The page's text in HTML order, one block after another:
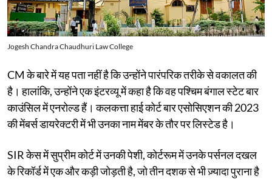
Jogesh Chandra Chaudhuri Law College
CM के बारे में यह पता नहीं है कि उन्होंने पारंपरिक तरीके से वकालत की
है। हालांकि, उन्होंने एक इंटरव्यू में कहा है कि वह पश्चिम बंगाल स्टेट बार
काउंसिल में एनरोल्ड हैं। कलकत्ता हाई कोर्ट बार एसोसिएशन की 2023
की मेंबर्स डायरेक्टरी में भी उनका नाम मेंबर के तौर पर लिस्टेड है।
SIR केस में सुप्रीम कोर्ट में उनकी पेशी, कोर्टरूम में उनके पर्सनल दखल
के रिकॉर्ड में एक और कड़ी जोड़ती है, जो तीन दशक से भी ज़्यादा पुराना है